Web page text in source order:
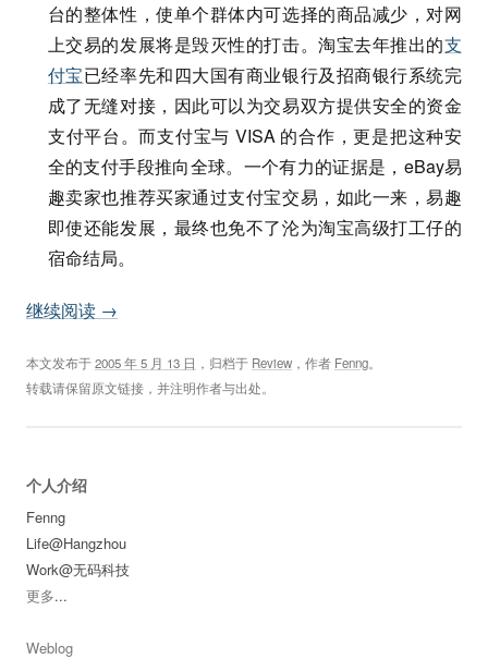
台的整体性，使单个群体内可选择的商品减少，对网
上交易的发展将是毁灭性的打击。淘宝去年推出的支
付宝已经率先和四大国有商业银行及招商银行系统完
成了无缝对接，因此可以为交易双方提供安全的资金
支付平台。而支付宝与 VISA 的合作，更是把这种安
全的支付手段推向全球。一个有力的证据是，eBay易
趣卖家也推荐买家通过支付宝交易，如此一来，易趣
即使还能发展，最终也免不了沦为淘宝高级打工仔的
宿命结局。
继续阅读 →
本文发布于2005 年 5 月 13 日 ，归档于 Review ，作者 Fenng。
转载请保留原文链接，并注明作者与出处。
个人介绍
Fenng
Life@Hangzhou
Work@无码科技
更多...
Weblog